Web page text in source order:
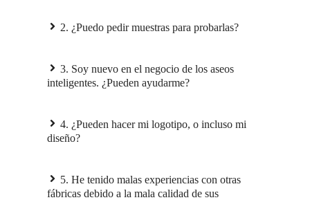
2. ¿Puedo pedir muestras para probarlas?
3. Soy nuevo en el negocio de los aseos
inteligentes. ¿Pueden ayudarme?
4. ¿Pueden hacer mi logotipo, o incluso mi
diseño?
5. He tenido malas experiencias con otras
fábricas debido a la mala calidad de sus